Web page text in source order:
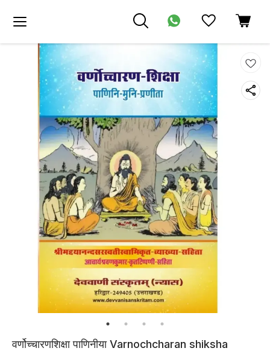
वर्णोच्चारणशिक्षा पाणिनीया Varnochcharan shiksha